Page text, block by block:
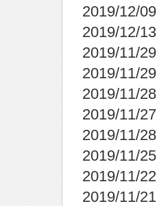
2019/12/09
2019/12/13
2019/11/29
2019/11/29
2019/11/28
2019/11/27
2019/11/28
2019/11/25
2019/11/22
2019/11/21